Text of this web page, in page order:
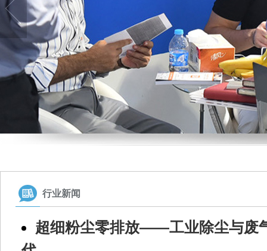
行业新闻
超细粉尘零排放——工业除尘与废